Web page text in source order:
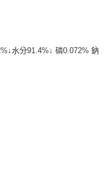
易完成。
頁面顯示為準，若有關於
，請聯繫「AFTEE先享後付
support/home
先享後付」服務完成之交
人之同意方可使用
損失，本公司不負相關責
查看運費
水分91.4%↓ 磷0.072% 鈉